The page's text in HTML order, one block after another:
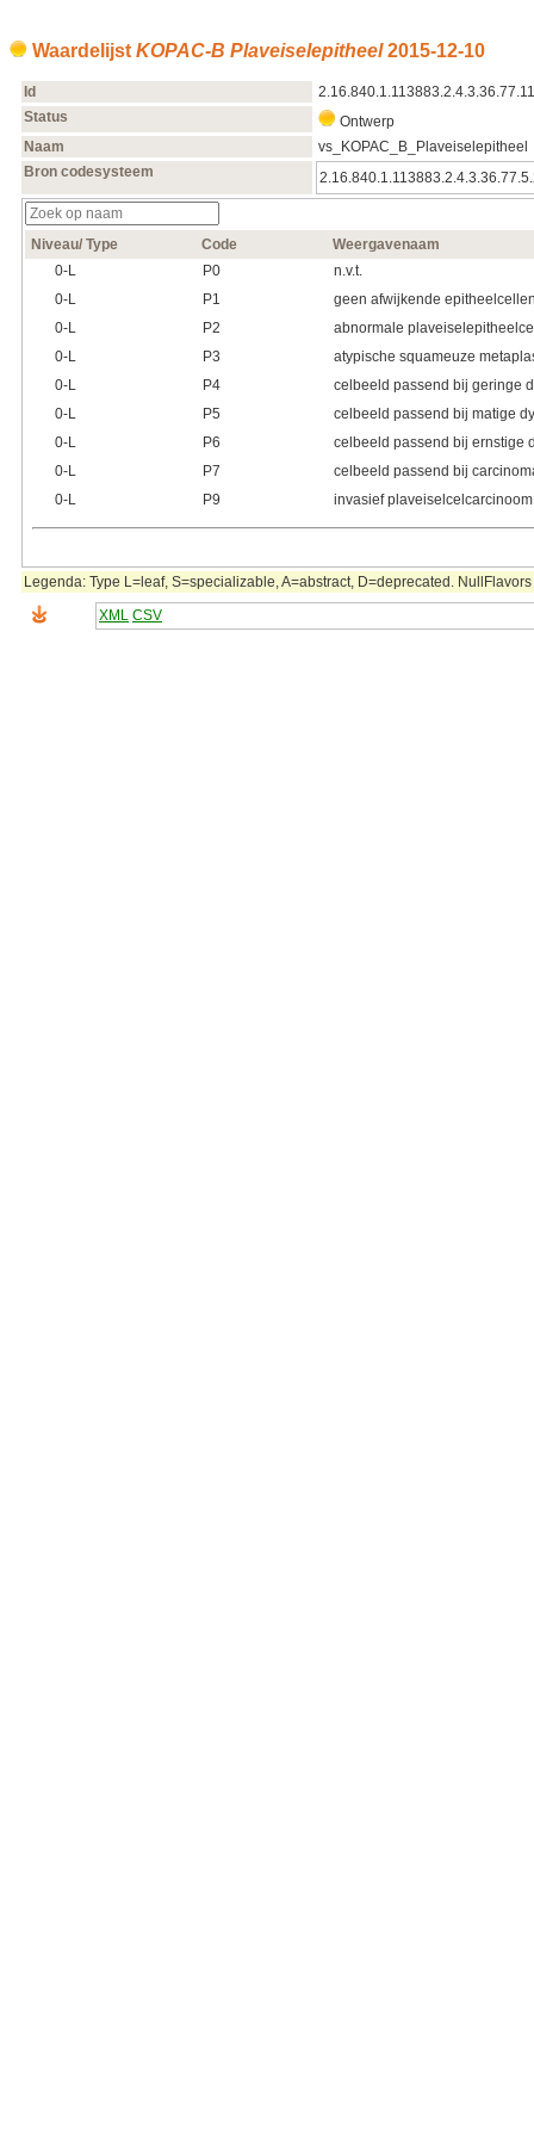
Waardelijst KOPAC-B Plaveiselepitheel2015‑12‑10
Id
Status
Ontwerp
Naam
vs_KOPAC_B_Plaveiselepitheel
Bron codesysteem
Niveau/ Type Code
Weergavenaam
0‑L
P0
n.v.t.
0‑L
P1
geen afwijkende
0‑L
P2
abnormale
0‑L
P3
atypische squameuze
0‑L
P4
celbeeld passend bij geringe
0‑L
P5
celbeeld passend bij matige
0‑L
P6
celbeeld passend bij ernstige
0‑L
P7
celbeeld passend bij
0‑L
P9 invasief plaveiselcelcarcinoom
Legenda: Type L=leaf, S=specializable, A=abstract, D=deprecated.
XML CSV